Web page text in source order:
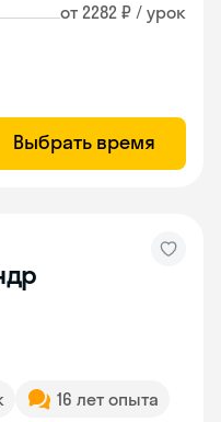
от 2282 ₽ / урок
Выбрать время
16 лет опыта